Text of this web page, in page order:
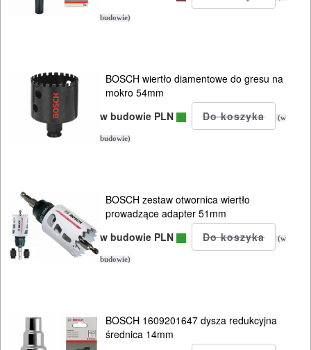
budowie)
BOSCH wiertło diamentowe do gresu na
mokro 54mm
w budowie PLN
(w
budowie)
BOSCH zestaw otwornica wiertło
prowadzące adapter 51mm
w budowie PLN
(w
budowie)
BOSCH 1609201647 dysza redukcyjna
średnica 14mm